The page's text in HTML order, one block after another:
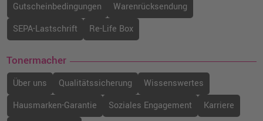
Gutscheinbedingungen
Warenrücksendung
SEPA-Lastschrift
Re-Life Box
Tonermacher
Über uns Qualitätssicherung
Wissenswertes
Hausmarken-Garantie
Soziales Engagement
Karriere